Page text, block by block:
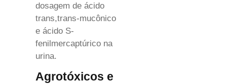
dosagem de ácido
trans,trans-mucônico
e ácido S-
fenilmercaptúrico na
urina.
Agrotóxicos e